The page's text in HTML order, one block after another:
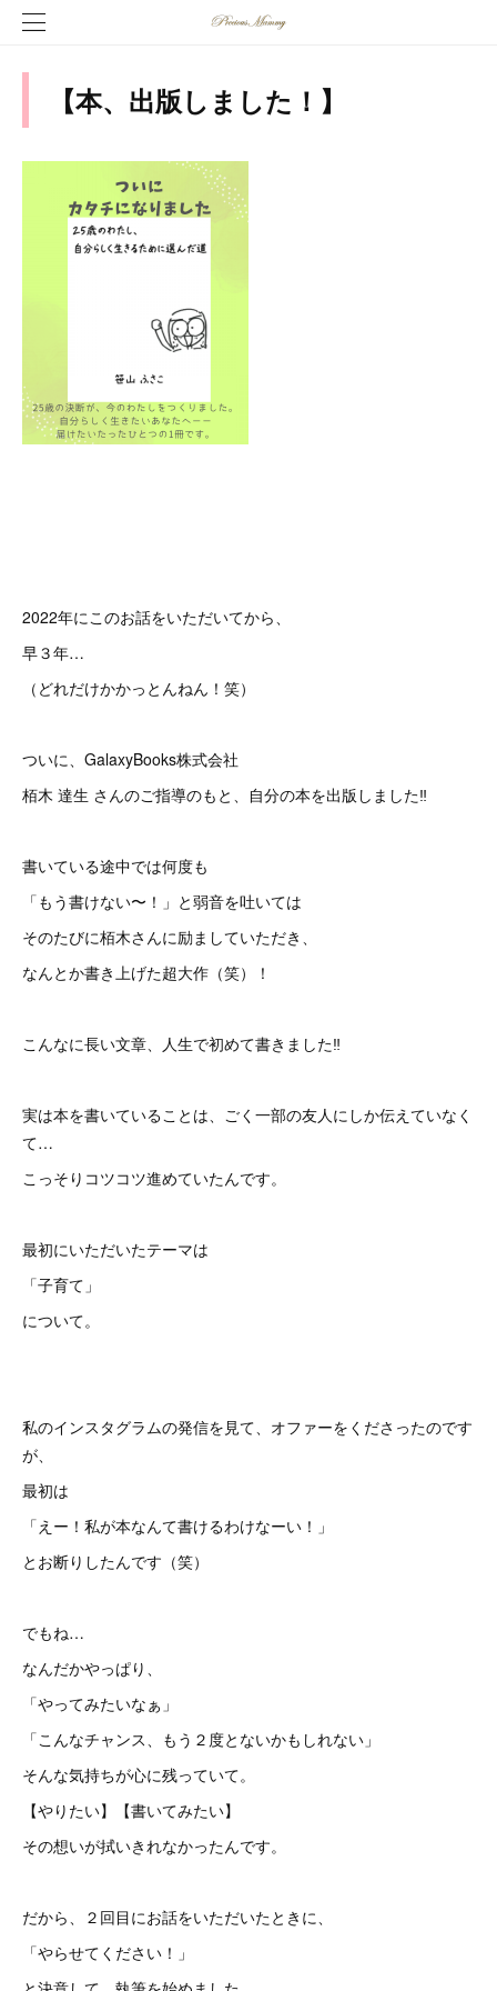
【本、出版しました！】
2022年にこのお話をいただいてから、
早３年…
（どれだけかかっとんねん！笑）
ついに、GalaxyBooks株式会社
栢木 達生 さんのご指導のもと、自分の本を出版しました‼️
書いている途中では何度も
「もう書けない〜！」と弱音を吐いては
そのたびに栢木さんに励ましていただき、
なんとか書き上げた超大作（笑）！
こんなに長い文章、人生で初めて書きました‼️
実は本を書いていることは、ごく一部の友人にしか伝えていなく
て…
こっそりコツコツ進めていたんです。
最初にいただいたテーマは
「子育て」
について。
私のインスタグラムの発信を見て、オファーをくださったのです
が、
最初は
「えー！私が本なんて書けるわけなーい！」
とお断りしたんです（笑）
でもね…
なんだかやっぱり、
「やってみたいなぁ」
「こんなチャンス、もう２度とないかもしれない」
そんな気持ちが心に残っていて。
【やりたい】【書いてみたい】
その想いが拭いきれなかったんです。
だから、２回目にお話をいただいたときに、
「やらせてください！」